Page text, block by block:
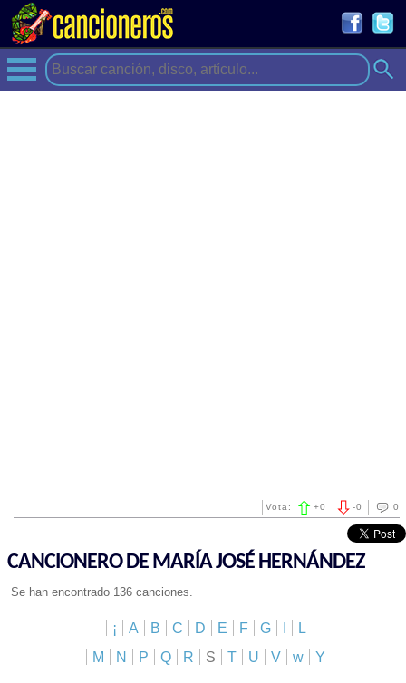
0
-0
Vota: +0
CANCIONERO DE MARÍA JOSÉ HERNÁNDEZ
Se han encontrado 136 canciones.
¡ A B C D E F G
L
M
N P Q R S T U V w Y